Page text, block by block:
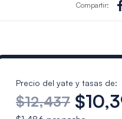
Compartir:
Precio del yate y tasas de:
$12,437